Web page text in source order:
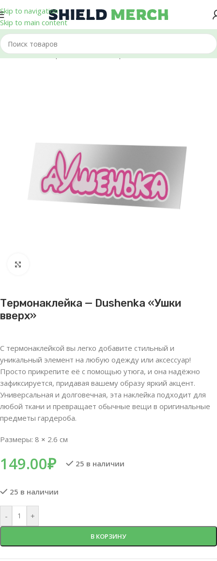
Skip to navigation
Skip to main content
Главная/Стикеры и Наклейки/Термонаклейки
Термонаклейка — Dushenka «Ушки
вверх»
С термонаклейкой вы легко добавите стильный и
уникальный элемент на любую одежду или аксессуар!
Просто прикрепите её с помощью утюга, и она надёжно
зафиксируется, придавая вашему образу яркий акцент.
Универсальная и долговечная, эта наклейка подходит для
любой ткани и превращает обычные вещи в оригинальные
предметы гардероба.
Размеры: 8 × 2.6 см
149.00₽ 25 в наличии
25 в наличии
- +
В КОРЗИНУ